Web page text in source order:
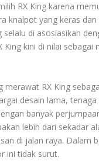
RX King karena
knalpot yang keras
di asosiasikan
King kini di nilai
merawat RX King
desain lama,
banyak
lebih dari sekadar
di jalan raya. Dalam
ini tidak surut.